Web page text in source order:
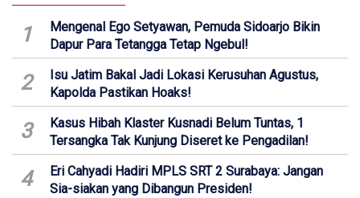
1
Mengenal Ego Setyawan, Pemuda Sidoarjo Bikin
Dapur Para Tetangga Tetap Ngebul!
2
Isu Jatim Bakal Jadi Lokasi Kerusuhan Agustus,
Kapolda Pastikan Hoaks!
3
Kasus Hibah Klaster Kusnadi Belum Tuntas, 1
Tersangka Tak Kunjung Diseret ke Pengadilan!
4
Eri Cahyadi Hadiri MPLS SRT 2 Surabaya: Jangan
Sia-siakan yang Dibangun Presiden!